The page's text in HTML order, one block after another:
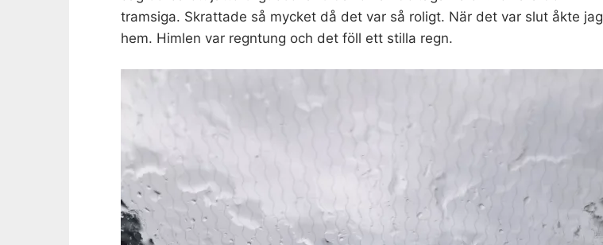
tramsiga. Skrattade så mycket då det var så roligt. När det var slut åkte jag
hem. Himlen var regntung och det föll ett stilla regn.